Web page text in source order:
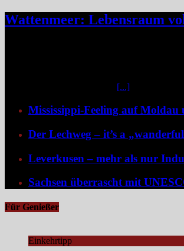
Wattenmeer: Lebensraum
[...]
Mississippi-Feeling auf Moldau
Der Lechweg – it’s a
Leverkusen – mehr als nur
Sachsen überrascht mit
Für Genießer
Einkehrtipp